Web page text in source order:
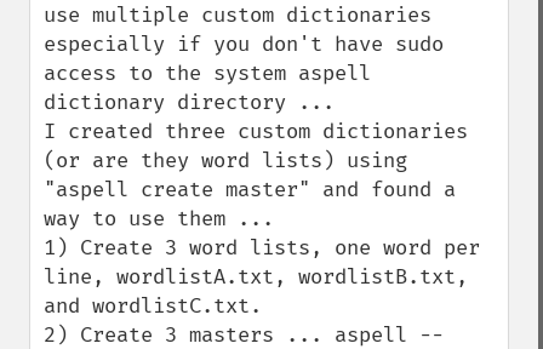
use multiple custom dictionaries
especially if you don't have sudo
access to the system aspell
dictionary directory ...
I created three custom dictionaries
(or are they word lists) using
"aspell create master" and found a
way to use them ...
1) Create 3 word lists, one word per
line, wordlistA.txt, wordlistB.txt,
and wordlistC.txt.
2) Create 3 masters ... aspell --